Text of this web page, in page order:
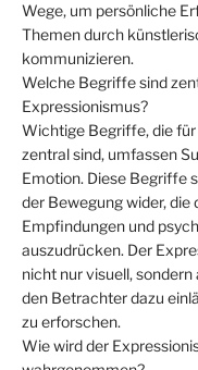
Wege, um persönliche
Themen durch
kommunizieren.
Welche Begriffe sind
Expressionismus?
Wichtige Begriffe, die
zentral sind, umfassen
Emotion. Diese Begriffe
der Bewegung wider, die
Empfindungen und
auszudrücken. Der
nicht nur visuell,
den Betrachter dazu
zu erforschen.
Wie wird der